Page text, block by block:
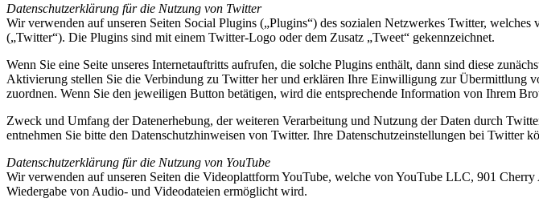
Datenschutzerklärung für die Nutzung von Twitter
Wir verwenden auf unseren Seiten Social Plugins („Plugins“) des sozialen Netzwerkes Twitter,
(„Twitter“). Die Plugins sind mit einem Twitter-Logo oder dem Zusatz „Tweet“ gekennzeichnet.
Wenn Sie eine Seite unseres Internetauftritts aufrufen, die solche Plugins enthält, dann sind diese
Aktivierung stellen Sie die Verbindung zu Twitter her und erklären Ihre Einwilligung zur Übermittlung
zuordnen. Wenn Sie den jeweiligen Button betätigen, wird die entsprechende Information von Ihrem
Zweck und Umfang der Datenerhebung, der weiteren Verarbeitung und Nutzung der Daten durch
entnehmen Sie bitte den Datenschutzhinweisen von Twitter. Ihre Datenschutzeinstellungen bei Twitter
Datenschutzerklärung für die Nutzung von YouTube
Wir verwenden auf unseren Seiten die Videoplattform YouTube, welche von YouTube LLC, 901
Wiedergabe von Audio- und Videodateien ermöglicht wird.